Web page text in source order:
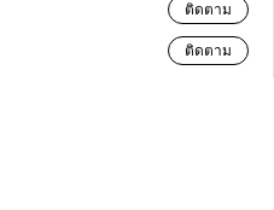
ติดตาม
ติดตาม